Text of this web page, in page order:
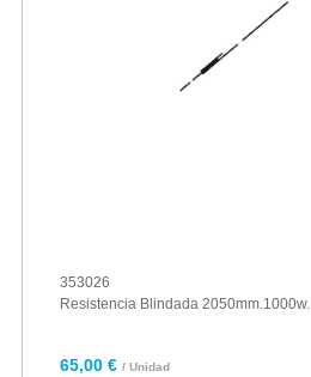
353026
Resistencia Blindada 2050mm.1000w.
65,00 € / Unidad